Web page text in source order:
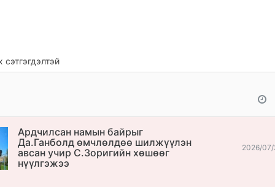
Ардчилсан намын байрыг
Да.Ганболд өмчлөлдөө шилжүүлэн
авсан учир С.Зоригийн хөшөөг
нүүлгэжээ
2026/07/